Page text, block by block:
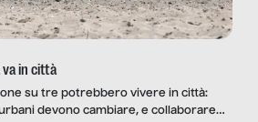
va in città
su tre potrebbero vivere in città:
devono cambiare, e collaborare